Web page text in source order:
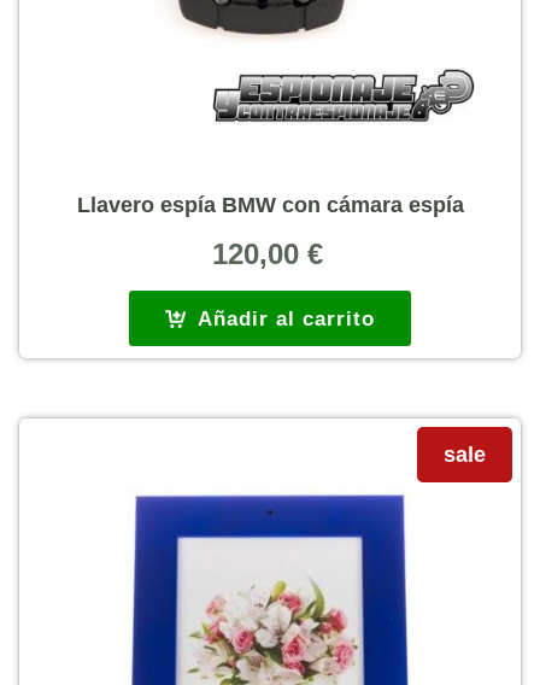
Llavero espía BMW con cámara espía
120,00 €
Añadir al carrito
sale